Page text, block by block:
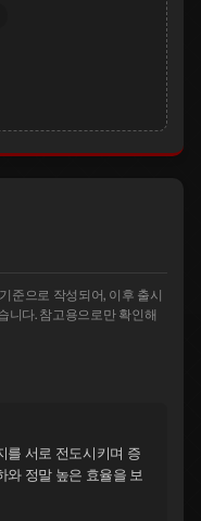
준으로 작성되어, 이후 출시
니다. 참고용으로만 확인해
를 서로 전도시키며 증
와 정말 높은 효율을 보